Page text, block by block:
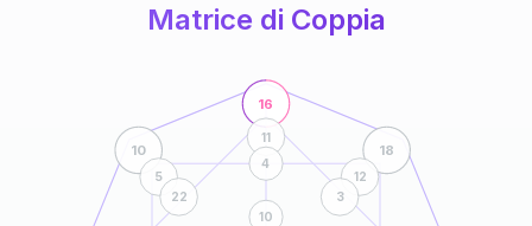
Matrice di Coppia
16
10 18
11
4
10
5
22
12
3